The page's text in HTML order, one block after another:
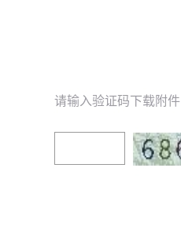
请输入验证码下载附件